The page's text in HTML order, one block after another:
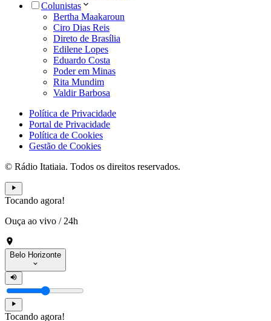
Colunistas
Bertha Maakaroun
Ciro Dias Reis
Direto de Brasília
Edilene Lopes
Eduardo Costa
Poder em Minas
Rita Mundim
Valdir Barbosa
Política de Privacidade
Portal de Privacidade
Política de Cookies
Gestão de Cookies
© Rádio Itatiaia. Todos os direitos reservados.
Tocando agora!
Ouça ao vivo / 24h
Belo Horizonte
Tocando agora!